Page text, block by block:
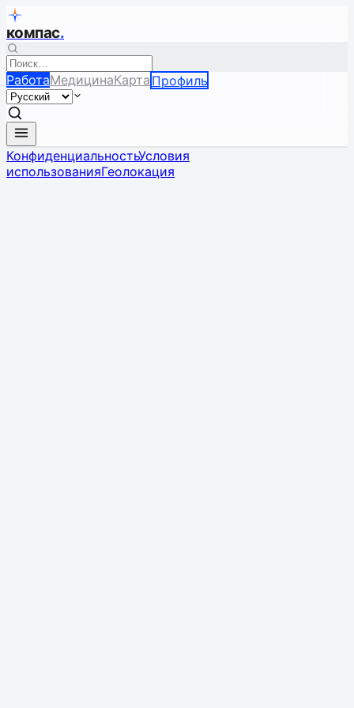
компас.
РаботаМедицинаКарта Профиль
КонфиденциальностьУсловия
использованияГеолокация